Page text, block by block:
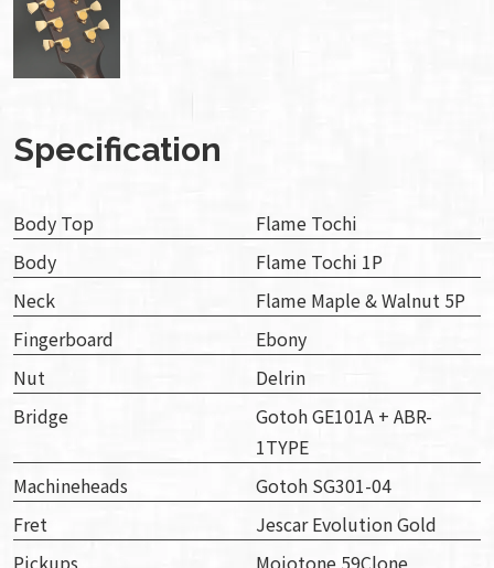
Specification
Body Top
Flame Tochi
Body
Flame Tochi 1P
Neck
Flame Maple & Walnut 5P
Fingerboard
Ebony
Nut
Delrin
Bridge
Gotoh GE101A + ABR-
1TYPE
Machineheads
Gotoh SG301-04
Fret
Jescar Evolution Gold
Pickups
Mojotone 59Clone